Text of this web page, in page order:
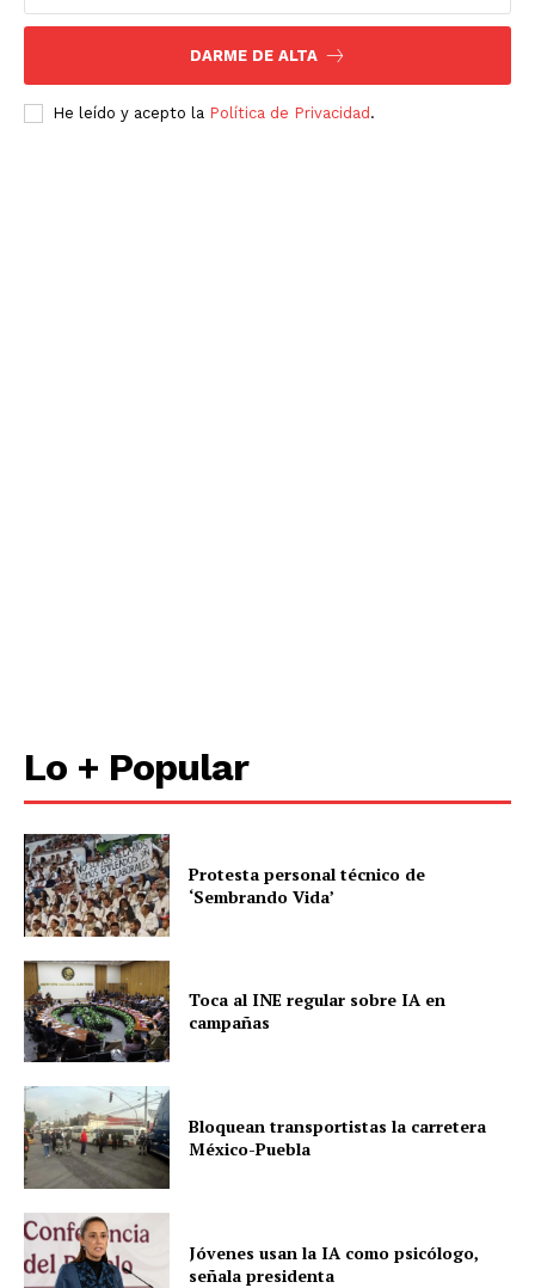
DARME DE ALTA
He leído y acepto la Política de Privacidad .
Lo + Popular
Protesta personal técnico de
‘Sembrando Vida’
Toca al INE regular sobre IA en
campañas
Bloquean transportistas la carretera
México-Puebla
Jóvenes usan la IA como psicólogo,
señala presidenta